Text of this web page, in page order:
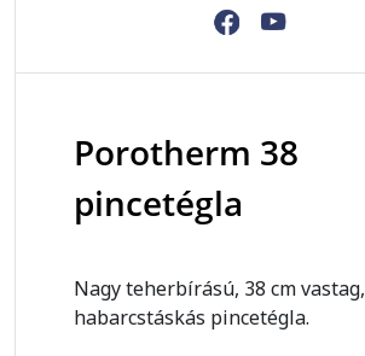
Porotherm 38
pincetégla
Nagy teherbírású, 38 cm vastag,
habarcstáskás pincetégla.